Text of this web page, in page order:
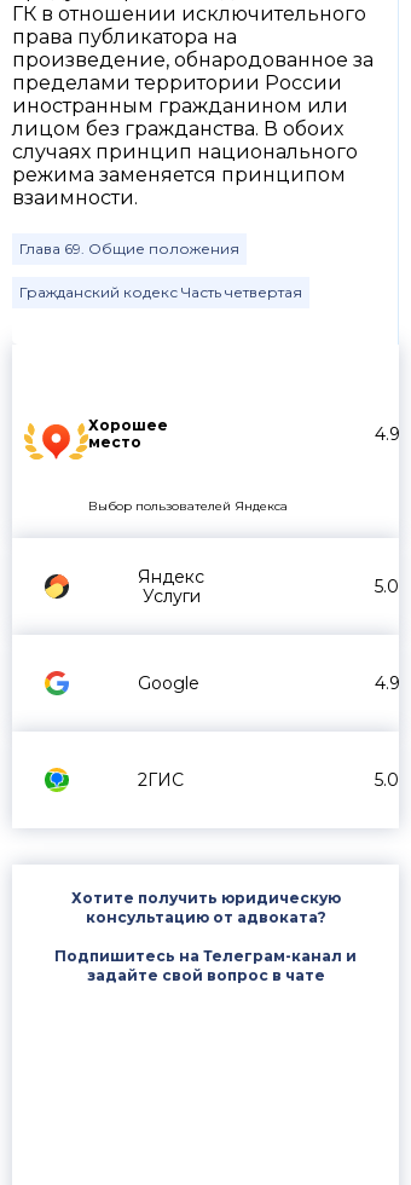
Хорошее
место
4.9
Выбор пользователей Яндекса
Яндекс
Услуги
5.0
Google 4.9
2ГИС 5.0
Хотите получить юридическую
консультацию от адвоката?
Подпишитесь на Телеграм-канал и
задайте свой вопрос в чате
ГК в отношении исключительного
права публикатора на
произведение, обнародованное за
пределами территории России
иностранным гражданином или
лицом без гражданства. В обоих
случаях принцип национального
режима заменяется принципом
взаимности.
Глава 69. Общие положения
Гражданский кодекс Часть четвертая